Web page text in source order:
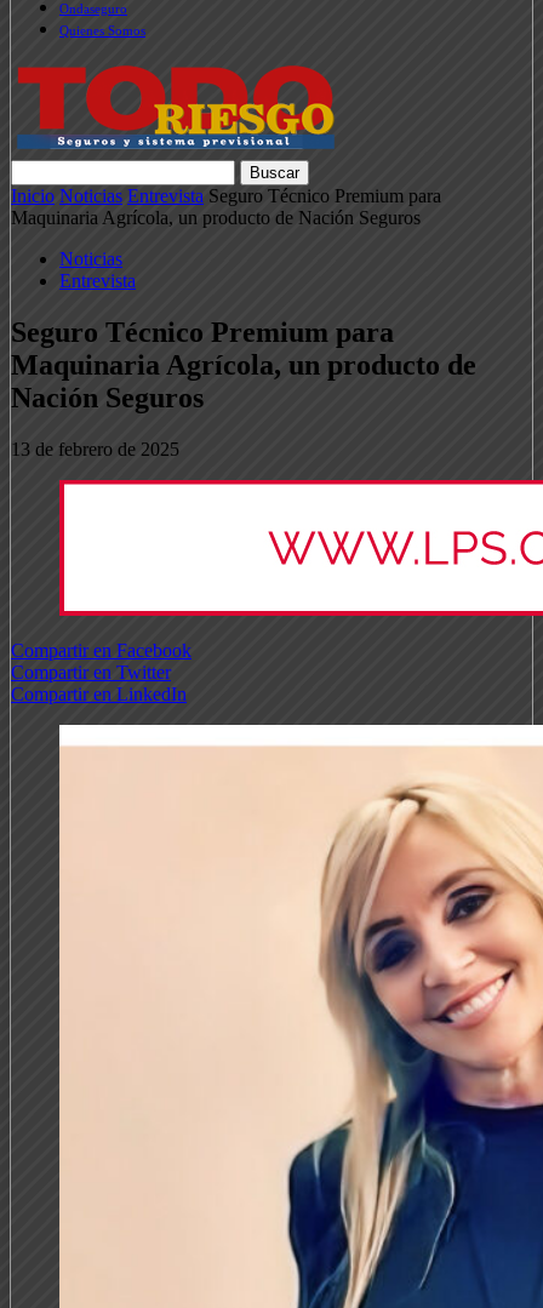
Ondaseguro
Quienes Somos
Inicio Noticias Entrevista Seguro Técnico Premium para
Maquinaria Agrícola, un producto de Nación Seguros
Noticias
Entrevista
Seguro Técnico Premium para
Maquinaria Agrícola, un producto de
Nación Seguros
13 de febrero de 2025
Compartir en Facebook
Compartir en Twitter
Compartir en LinkedIn